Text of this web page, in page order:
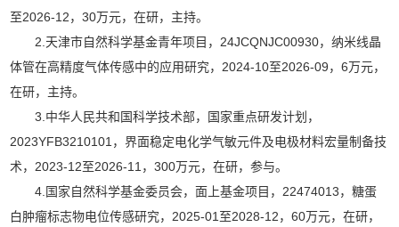
至2026-12，30万元，在研，主持。
2.天津市自然科学基金青年项目，24JCQNJC00930，纳米线晶
体管在高精度气体传感中的应用研究，2024-10至2026-09，6万元，
在研，主持。
3.中华人民共和国科学技术部，国家重点研发计划，
2023YFB3210101，界面稳定电化学气敏元件及电极材料宏量制备技
术，2023-12至2026-11，300万元，在研，参与。
4.国家自然科学基金委员会，面上基金项目，22474013，糖蛋
白肿瘤标志物电位传感研究，2025-01至2028-12，60万元，在研，